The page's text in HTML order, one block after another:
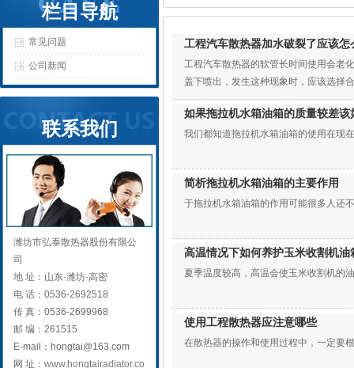
栏目导航
常见问题
公司新闻
联系我们
潍坊市弘泰散热器股份有限公
司
地 址： 山东·潍坊·高密
电 话： 0536-2692518
传 真： 0536-2699968
邮 编： 261515
E-mail： hongtai@163.com
网 址： www.hongtairadiator.co
工程汽车散热器加水破裂了应该怎
工程汽车散热器的软管长时间使用会老
盖下喷出，发生这种现象时，应该选择
如果拖拉机水箱油箱的质量较差该
我们都知道拖拉机水箱油箱的使用在现
简析拖拉机水箱油箱的主要作用
于拖拉机水箱油箱的作用可能很多人还
高温情况下如何养护玉米收割机油
夏季温度较高，高温会使玉米收割机的
使用工程散热器应注意哪些
在散热器的操作和使用过程中，一定要